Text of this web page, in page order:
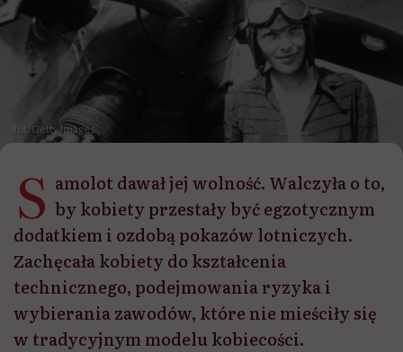
fot. Getty Images
S amolot dawał jej wolność. Walczyła o to,
by kobiety przestały być egzotycznym
dodatkiem i ozdobą pokazów lotniczych.
Zachęcała kobiety do kształcenia
technicznego, podejmowania ryzyka i
wybierania zawodów, które nie mieściły się
w tradycyjnym modelu kobiecości.